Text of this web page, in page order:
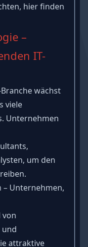
hier finden
–
IT-
wächst
viele
Unternehmen
um den
Unternehmen,
von
attraktive